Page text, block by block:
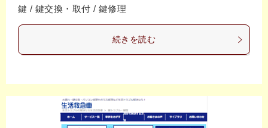
鍵 / 鍵交換・取付 / 鍵修理
続きを読む